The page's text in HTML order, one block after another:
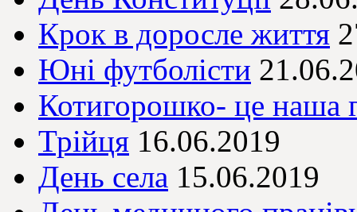
Крок в доросле життя
Юні футболісти
Котигорошко- це наша
Трійця 16.06.2019
День села 15.06.2019